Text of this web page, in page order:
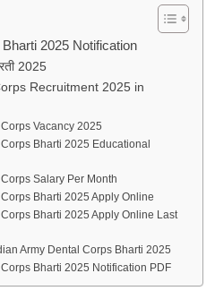
2025 Notification
2025
Recruitment 2025 in
Vacancy 2025
Bharti 2025 Educational
Salary Per Month
Bharti 2025 Apply Online
Bharti 2025 Apply Online Last
Army Dental Corps Bharti 2025
Bharti 2025 Notification PDF